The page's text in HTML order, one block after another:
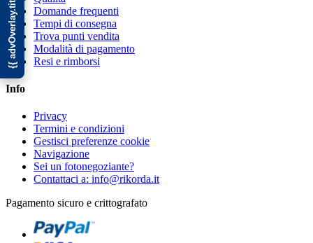
Domande frequenti
Tempi di consegna
Trova punti vendita
Modalità di pagamento
Resi e rimborsi
Info
Privacy
Termini e condizioni
Gestisci preferenze cookie
Navigazione
Sei un fotonegoziante?
Contattaci a: info@rikorda.it
Pagamento sicuro e crittografato